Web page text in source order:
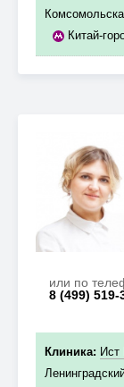
Китай-
или по
8 (499) 519-
Клиника: Ист